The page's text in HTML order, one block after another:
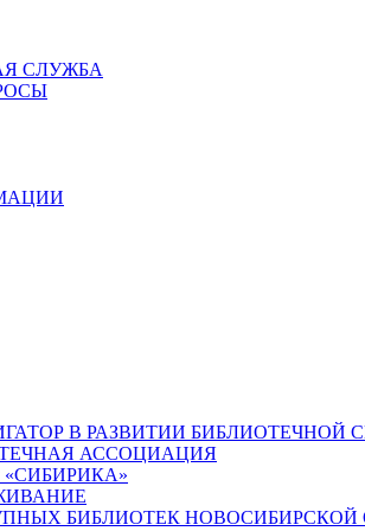
СЛУЖБА
В РАЗВИТИИ БИБЛИОТЕЧНОЙ
АССОЦИАЦИЯ
БИБЛИОТЕК НОВОСИБИРСКОЙ